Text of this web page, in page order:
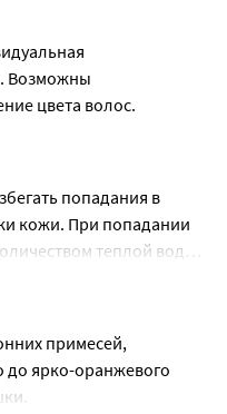
Acetyl Methionine,
Возможны
цвета волос.
попадания в
кожи. При попадании
теплой воды.
примесей,
до ярко-оранжевого